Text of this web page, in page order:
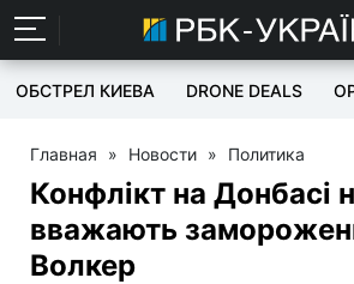
ОБСТРЕЛ КИЕВА DRONE DEALS
Главная » Новости » Политика
Конфлікт на Донбасі
вважають
Волкер